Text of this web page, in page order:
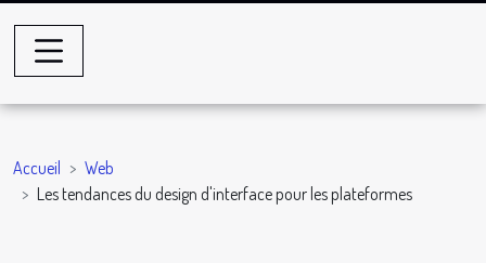
Accueil
Web
Les tendances du design d'interface pour les plateformes